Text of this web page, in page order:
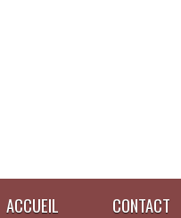
ACCUEIL CONTACT